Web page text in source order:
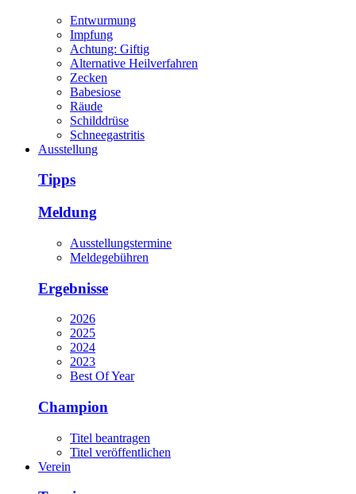
Entwurmung
Impfung
Achtung: Giftig
Alternative Heilverfahren
Zecken
Babesiose
Räude
Schilddrüse
Schneegastritis
Ausstellung
Tipps
Meldung
Ausstellungstermine
Meldegebühren
Ergebnisse
2026
2025
2024
2023
Best Of Year
Champion
Titel beantragen
Titel veröffentlichen
Verein